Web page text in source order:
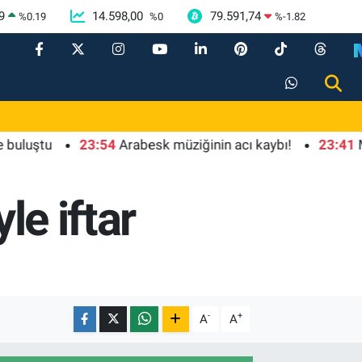
%0.19 14.598,00 %0 79.591,74 %-1.82
23:54 Arabesk müziğinin acı kaybı! 23:41
iftar
A- A+